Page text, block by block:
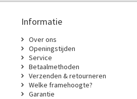
Informatie
Over ons
Openingstijden
Service
Betaalmethoden
Verzenden & retourneren
Welke framehoogte?
Garantie